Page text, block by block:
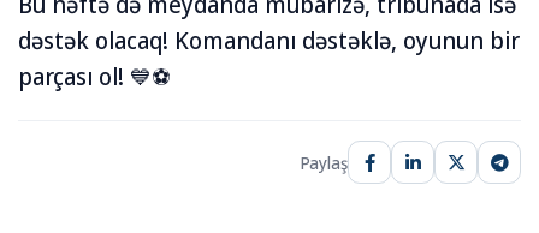
dəstək olacaq! Komandanı dəstəklə, oyunun bir
parçası ol! 💙⚽️
Paylaş